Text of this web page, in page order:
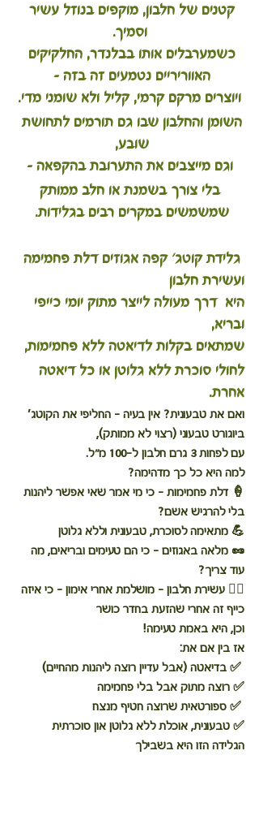
קטנים של חלבון, מוקפים בנוזל עשיר
וסמיך.
כשמערבלים אותו בבלנדר, החלקיקים
האווריריים נטמעים זה בזה –
ויוצרים מרקם קרמי, קליל ולא שומני מדי.
השומן והחלבון שבו גם תורמים לתחושת
שובע,
וגם מייצבים את התערובת בהקפאה –
בלי צורך בשמנת או חלב ממותק
שמשמשים במקרים רבים בגלידות.
גלידת קוטג' קפה אגוזים דלת פחמימה
ועשירת חלבון
היא  דרך מעולה לייצר מתוק יומי כייפי
ובריא,
שמתאים בקלות לדיאטה ללא פחמימות,
לחולי סוכרת ללא גלוטן או כל דיאטה
אחרת.
ואם את טבעונית? אין בעיה – החליפי את הקוטג’
ביוגורט טבעוני (רצוי לא ממותק),
עם לפחות 3 גרם חלבון ל-100 מ"ל.
למה היא כל כך מדהימה?
🍦 דלת פחמימות - כי מי אמר שאי אפשר ליהנות
בלי להרגיש אשם?
💪 מתאימה לסוכרת, טבעונית וללא גלוטן
🥜 מלאה באגוזים - כי הם טעימים ובריאים, מה
עוד צריך?
🏋️‍♀️ עשירת חלבון - מושלמת אחרי אימון - כי איזה
כייף זה אחרי שהזעת בחדר כושר
וכן, היא באמת טעימה!
אז בין אם את:
✅ רוצה מתוק אבל בלי פחמימה
✅ טבעונית, אוכלת ללא גלוטן און סוכרתית
הגלידה הזו היא בשבילך